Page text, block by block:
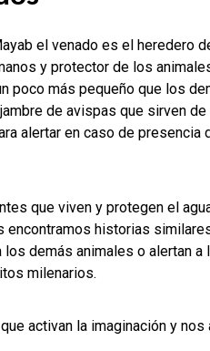
el venado es el heredero
y protector de los
poco más pequeño que los
de avispas que sirven
alertar en caso de presencia
que viven y protegen el
encontramos historias
demás animales o alertan a
milenarios.
activan la imaginación y nos